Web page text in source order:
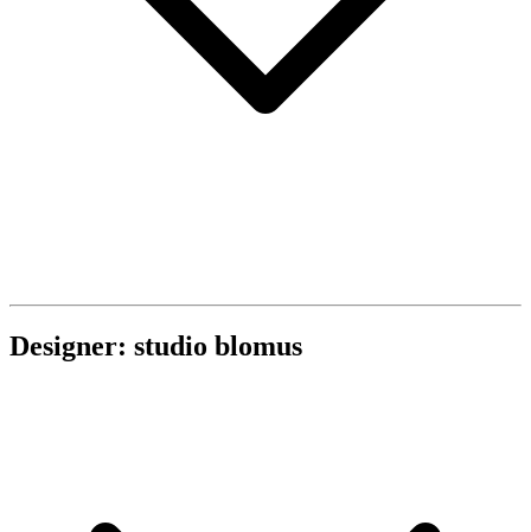
Designer: studio blomus